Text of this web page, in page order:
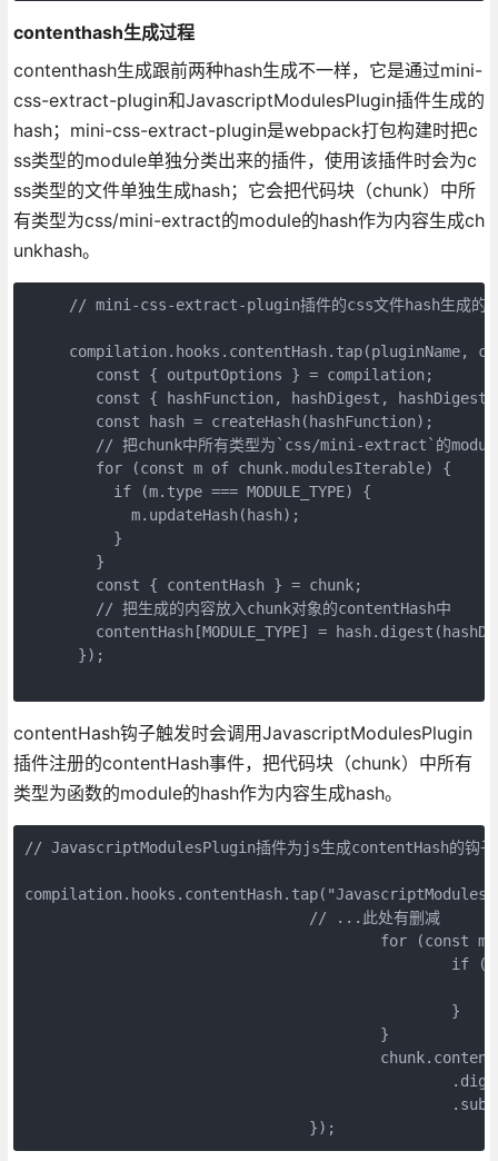
contenthash生成过程
contenthash生成跟前两种hash生成不一样，它是通过mini-
css-extract-plugin和JavascriptModulesPlugin插件生成的
hash；mini-css-extract-plugin是webpack打包构建时把c
ss类型的module单独分类出来的插件，使用该插件时会为c
ss类型的文件单独生成hash；它会把代码块（chunk）中所
有类型为css/mini-extract的module的hash作为内容生成ch
unkhash。
// mini-css-extract-plugin插件的css文件hash生成的
compilation.hooks.contentHash.tap(pluginName,
        const { outputOptions } = compilation;
const { hashFunction, hashDigest,
        const hash = createHash(hashFunction);
// 把chunk中所有类型为`css/mini-extract`的
        for (const m of chunk.modulesIterable) {
          if (m.type === MODULE_TYPE) {
            m.updateHash(hash);
          }
        }
        const { contentHash } = chunk;
        // 把生成的内容放入chunk对象的contentHash中
contentHash[MODULE_TYPE] =
      });
contentHash钩子触发时会调用JavascriptModulesPlugin
插件注册的contentHash事件，把代码块（chunk）中所有
类型为函数的module的hash作为内容生成hash。
// JavascriptModulesPlugin插件为js生成contentHash的钩子